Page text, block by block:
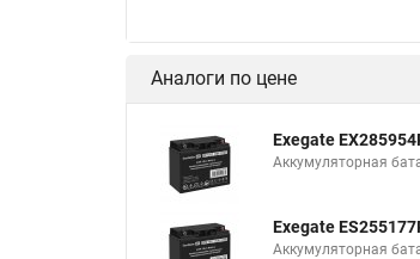
Аналоги по цене
Exegate
Аккумуляторная
Exegate
Аккумуляторная